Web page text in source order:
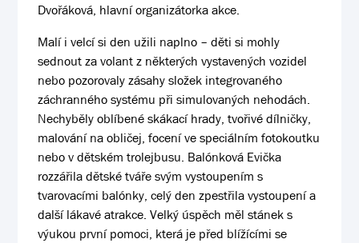
Dvořáková, hlavní organizátorka akce.
Malí i velcí si den užili naplno – děti si mohly
sednout za volant z některých vystavených vozidel
nebo pozorovaly zásahy složek integrovaného
záchranného systému při simulovaných nehodách.
Nechyběly oblíbené skákací hrady, tvořivé dílničky,
malování na obličej, focení ve speciálním fotokoutku
nebo v dětském trolejbusu. Balónková Evička
rozzářila dětské tváře svým vystoupením s
tvarovacími balónky, celý den zpestřila vystoupení a
další lákavé atrakce. Velký úspěch měl stánek s
výukou první pomoci, která je před blížícími se